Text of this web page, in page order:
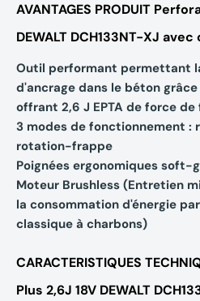
AVANTAGES PRODUIT
DEWALT DCH133NT-XJ
Outil performant permettant
d'ancrage dans le béton grâce
offrant 2,6 J EPTA de force
3 modes de fonctionnement :
rotation-frappe
Poignées ergonomiques soft-
Moteur Brushless (Entretien
la consommation d'énergie
classique à charbons)
CARACTERISTIQUES
Plus 2,6J 18V DEWALT